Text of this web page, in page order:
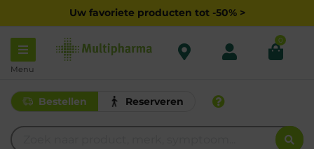
Uw favoriete producten tot -50% >
Menu
0
Bestellen Reserveren